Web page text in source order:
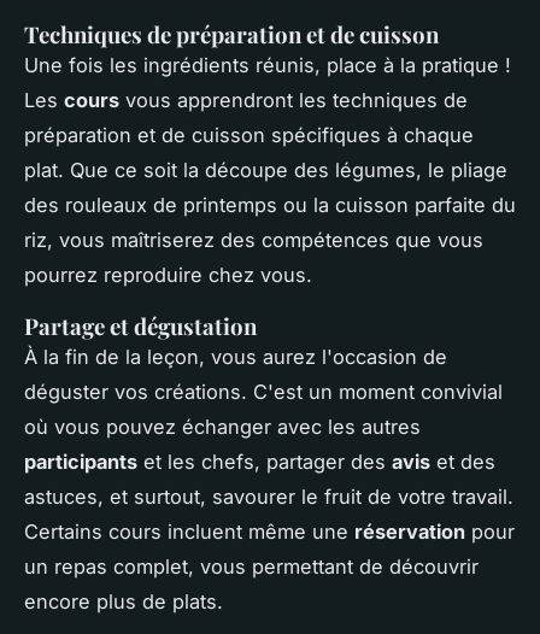
Techniques de préparation et de cuisson
Une fois les ingrédients réunis, place à la pratique !
Les cours vous apprendront les techniques de
préparation et de cuisson spécifiques à chaque
plat. Que ce soit la découpe des légumes, le pliage
des rouleaux de printemps ou la cuisson parfaite du
riz, vous maîtriserez des compétences que vous
pourrez reproduire chez vous.
Partage et dégustation
À la fin de la leçon, vous aurez l'occasion de
déguster vos créations. C'est un moment convivial
où vous pouvez échanger avec les autres
participants et les chefs, partager des avis et des
astuces, et surtout, savourer le fruit de votre travail.
Certains cours incluent même une réservation pour
un repas complet, vous permettant de découvrir
encore plus de plats.